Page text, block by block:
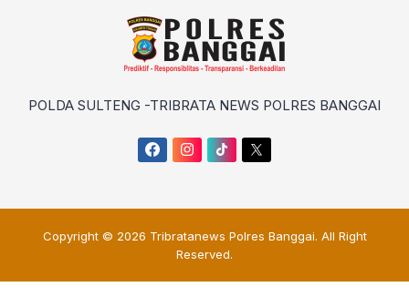
POLDA SULTENG -TRIBRATA NEWS POLRES BANGGAI
Copyright © 2026 Tribratanews Polres Banggai. All Right
Reserved.